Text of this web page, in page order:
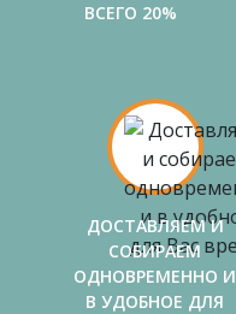
ВСЕГО 20%
ДОСТАВЛЯЕМ И
СОБИРАЕМ
ОДНОВРЕМЕННО И
В УДОБНОЕ ДЛЯ